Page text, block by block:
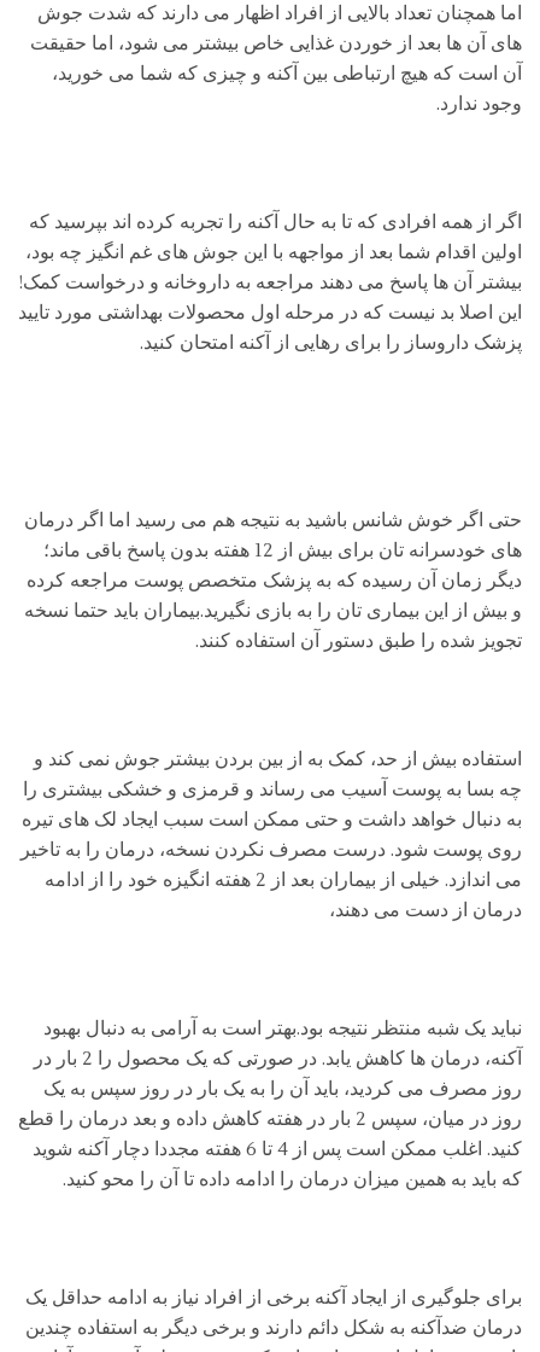
اما همچنان تعداد بالایی از افراد اظهار می دارند که شدت جوش
های آن ها بعد از خوردن غذایی خاص بیشتر می شود، اما حقیقت
آن است که هیچ ارتباطی بین آکنه و چیزی که شما می خورید،
وجود ندارد.
اگر از همه افرادی که تا به حال آکنه را تجربه کرده اند بپرسید که
اولین اقدام شما بعد از مواجهه با این جوش های غم انگیز چه بود،
بیشتر آن ها پاسخ می دهند مراجعه به داروخانه و درخواست کمک!
این اصلا بد نیست که در مرحله اول محصولات بهداشتی مورد تایید
پزشک داروساز را برای رهایی از آکنه امتحان کنید.
حتی اگر خوش شانس باشید به نتیجه هم می رسید اما اگر درمان
های خودسرانه تان برای بیش از 12 هفته بدون پاسخ باقی ماند؛
دیگر زمان آن رسیده که به پزشک متخصص پوست مراجعه کرده
و بیش از این بیماری تان را به بازی نگیرید.بیماران باید حتما نسخه
تجویز شده را طبق دستور آن استفاده کنند.
استفاده بیش از حد، کمک به از بین بردن بیشتر جوش نمی کند و
چه بسا به پوست آسیب می رساند و قرمزی و خشکی بیشتری را
به دنبال خواهد داشت و حتی ممکن است سبب ایجاد لک های تیره
روی پوست شود. درست مصرف نکردن نسخه، درمان را به تاخیر
می اندازد. خیلی از بیماران بعد از 2 هفته انگیزه خود را از ادامه
درمان از دست می دهند،
نباید یک شبه منتظر نتیجه بود.بهتر است به آرامی به دنبال بهبود
آکنه، درمان ها کاهش یابد. در صورتی که یک محصول را 2 بار در
روز مصرف می کردید، باید آن را به یک بار در روز سپس به یک
روز در میان، سپس 2 بار در هفته کاهش داده و بعد درمان را قطع
کنید. اغلب ممکن است پس از 4 تا 6 هفته مجددا دچار آکنه شوید
که باید به همین میزان درمان را ادامه داده تا آن را محو کنید.
برای جلوگیری از ایجاد آکنه برخی از افراد نیاز به ادامه حداقل یک
درمان ضدآکنه به شکل دائم دارند و برخی دیگر به استفاده چندین